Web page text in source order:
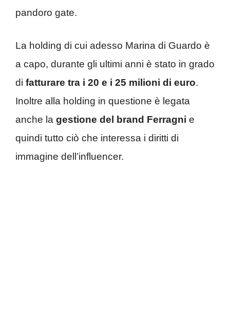
pandoro gate.
La holding di cui adesso Marina di Guardo è
a capo, durante gli ultimi anni è stato in grado
di fatturare tra i 20 e i 25 milioni di euro.
Inoltre alla holding in questione è legata
anche la gestione del brand Ferragni e
quindi tutto ciò che interessa i diritti di
immagine dell’influencer.